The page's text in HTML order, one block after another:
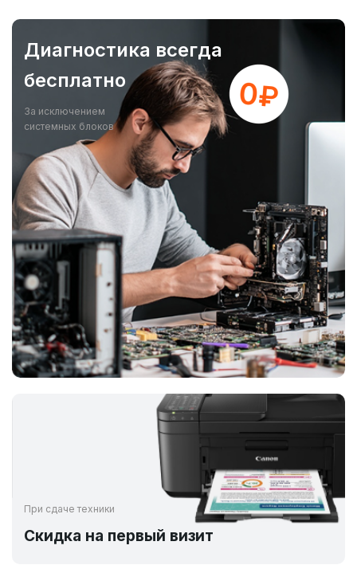
Диагностика всегда
бесплатно
За исключением
системных блоков
При сдаче техники
Скидка на первый визит